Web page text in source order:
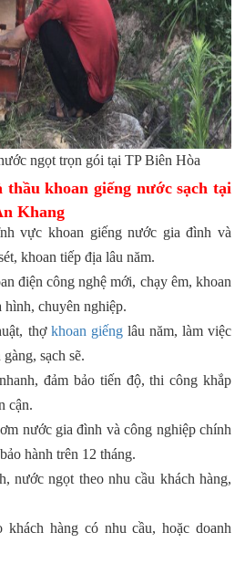
ngọt trọn gói tại TP Biên Hòa
khoan giếng nước sạch tại
Khang
vực khoan giếng nước gia đình và
khoan tiếp địa lâu năm.
điện công nghệ mới, chạy êm, khoan
chuyên nghiệp.
thợ khoan giếnglâu năm, làm việc
sạch sẽ.
đảm bảo tiến độ, thi công khắp
cận.
nước gia đình và công nghiệp chính
hành trên 12 tháng.
nước ngọt theo nhu cầu khách hàng,
hàng có nhu cầu, hoặc doanh